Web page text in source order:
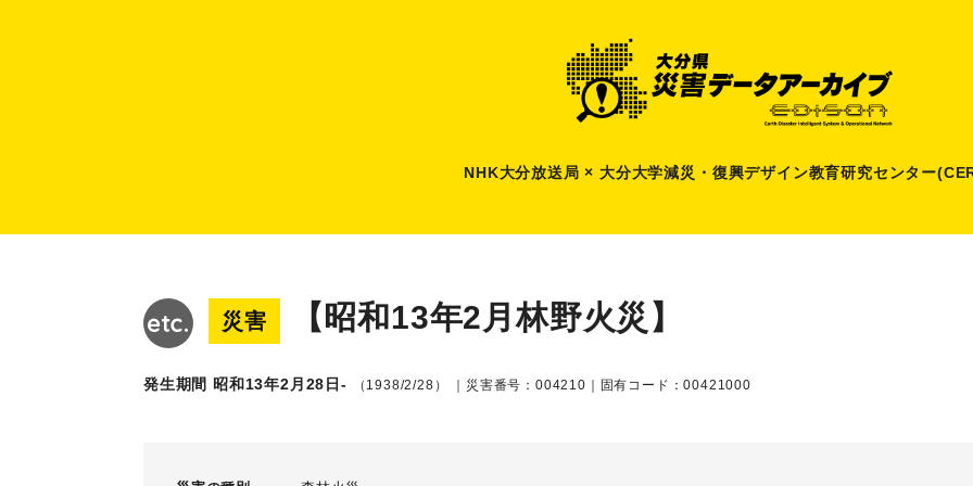
NHK大分放送局 × 大分大学減災 ・ 復興デザイン教育研究センター
災害 【昭和13年2月林野火災】
発生期間 昭和13年2月28日- （1938/2/28） ｜災害番号：004210｜固有コード：00421000